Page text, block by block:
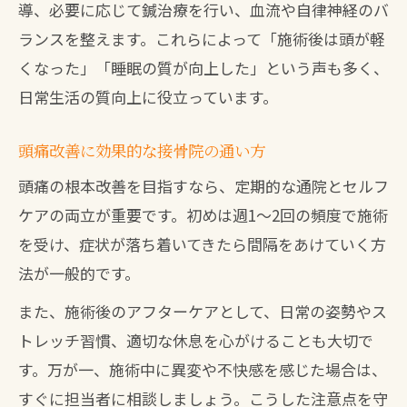
導、必要に応じて鍼治療を行い、血流や自律神経のバ
ランスを整えます。これらによって「施術後は頭が軽
くなった」「睡眠の質が向上した」という声も多く、
日常生活の質向上に役立っています。
頭痛改善に効果的な接骨院の通い方
頭痛の根本改善を目指すなら、定期的な通院とセルフ
ケアの両立が重要です。初めは週1〜2回の頻度で施術
を受け、症状が落ち着いてきたら間隔をあけていく方
法が一般的です。
また、施術後のアフターケアとして、日常の姿勢やス
トレッチ習慣、適切な休息を心がけることも大切で
す。万が一、施術中に異変や不快感を感じた場合は、
すぐに担当者に相談しましょう。こうした注意点を守